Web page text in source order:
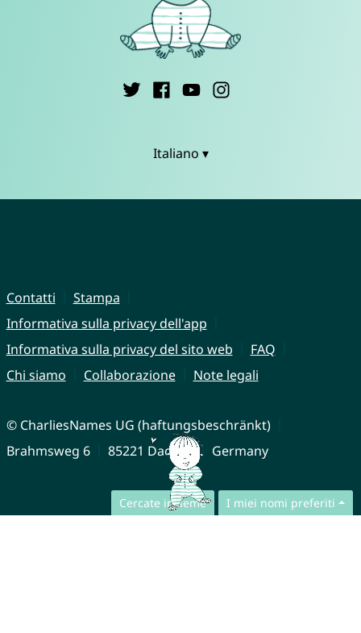
Cercate insieme I miei nomi preferiti
Italiano ▾
Contatti
Stampa
Informativa sulla privacy dell'app
Informativa sulla privacy del sito web
FAQ
Chi siamo
Collaborazione Note legali
© CharliesNames UG (haftungsbeschränkt)
Brahmsweg 6
85221 Dachau Germany